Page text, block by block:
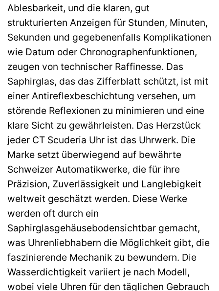
Ablesbarkeit, und die klaren, gut
strukturierten Anzeigen für Stunden, Minuten,
Sekunden und gegebenenfalls Komplikationen
wie Datum oder Chronographenfunktionen,
zeugen von technischer Raffinesse. Das
Saphirglas, das das Zifferblatt schützt, ist mit
einer Antireflexbeschichtung versehen, um
störende Reflexionen zu minimieren und eine
klare Sicht zu gewährleisten. Das Herzstück
jeder CT Scuderia Uhr ist das Uhrwerk. Die
Marke setzt überwiegend auf bewährte
Schweizer Automatikwerke, die für ihre
Präzision, Zuverlässigkeit und Langlebigkeit
weltweit geschätzt werden. Diese Werke
werden oft durch ein
Saphirglasgehäusebodensichtbar gemacht,
was Uhrenliebhabern die Möglichkeit gibt, die
faszinierende Mechanik zu bewundern. Die
Wasserdichtigkeit variiert je nach Modell,
wobei viele Uhren für den täglichen Gebrauch